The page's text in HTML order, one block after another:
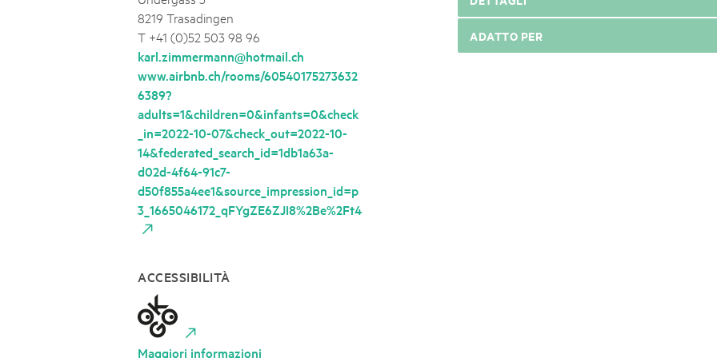
ADATTO PER
8219 Trasadingen
T +41 (0)52 503 98 96
karl.zimmermann@hotmail.ch
www.airbnb.ch/rooms/60540175273632
6389?
adults=1&children=0&infants=0&check
_in=2022-10-07&check_out=2022-10-
14&federated_search_id=1db1a63a-
d02d-4f64-91c7-
d50f855a4ee1&source_impression_id=p
3_1665046172_qFYgZE6ZJI8%2Be%2Ft4
ACCESSIBILITÀ
Maggiori informazioni